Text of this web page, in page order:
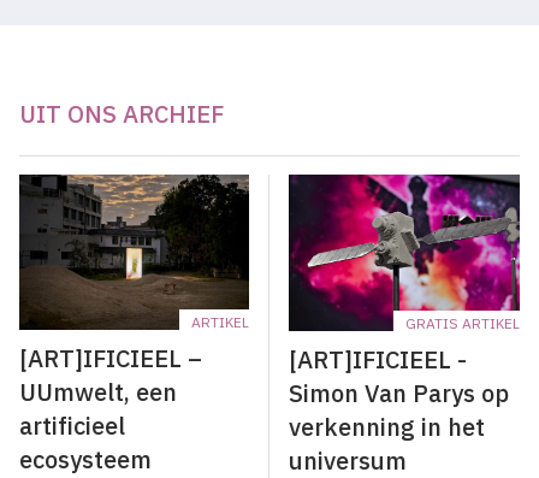
UIT ONS ARCHIEF
ARTIKEL
[ART]IFICIEEL –
UUmwelt, een
artificieel
ecosysteem
GRATIS ARTIKEL
[ART]IFICIEEL -
Simon Van Parys op
verkenning in het
universum